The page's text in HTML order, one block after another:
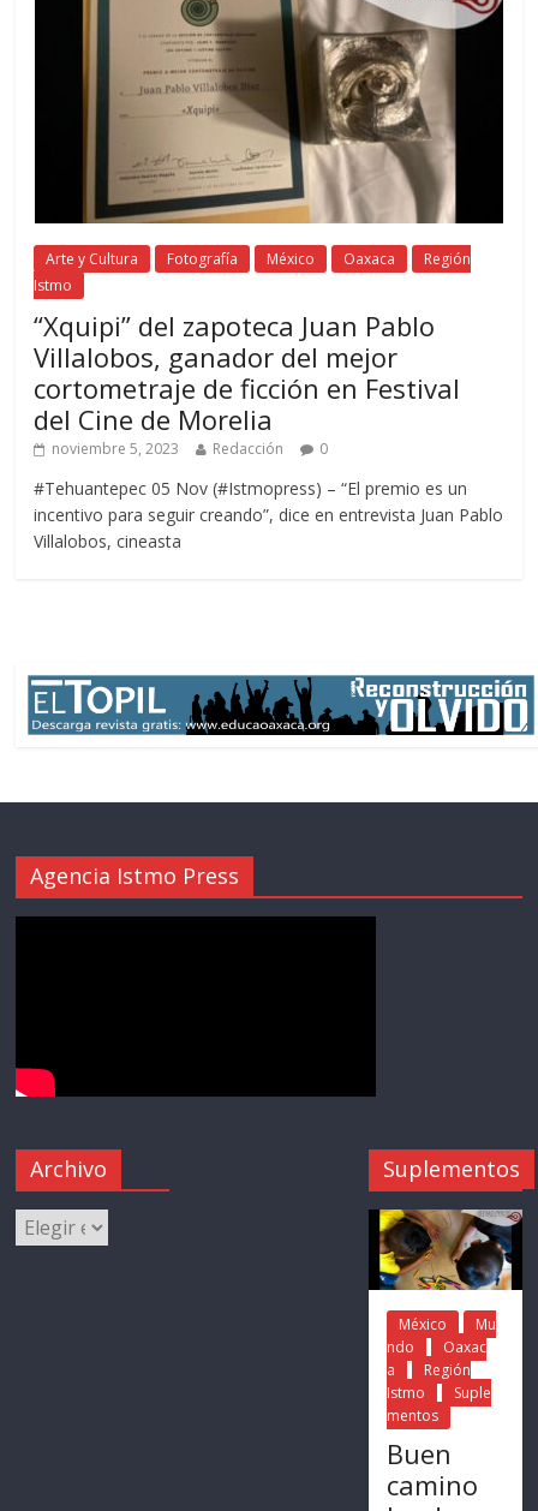
Arte y Cultura Fotografía México Oaxaca
Región
Istmo
“Xquipi” del zapoteca Juan Pablo
Villalobos, ganador del mejor
cortometraje de ficción en Festival
del Cine de Morelia
noviembre 5, 2023 Redacción 0
#Tehuantepec 05 Nov (#Istmopress) – “El premio es un
incentivo para seguir creando”, dice en entrevista Juan Pablo
Villalobos, cineasta
Agencia Istmo Press
Archivo Suplementos
México
Mu
ndo
Oaxac
a
Región
Istmo
Suple
mentos
Buen
camino